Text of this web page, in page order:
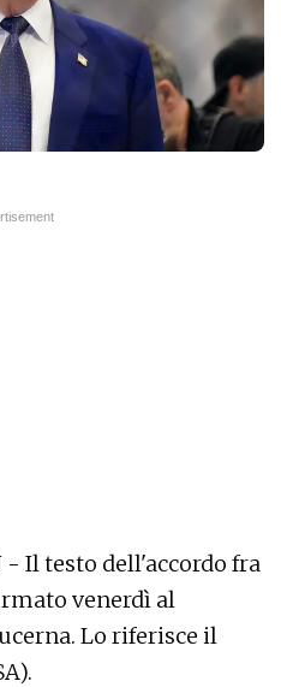
- Il testo dell'accordo fra
venerdì al
Lo riferisce il